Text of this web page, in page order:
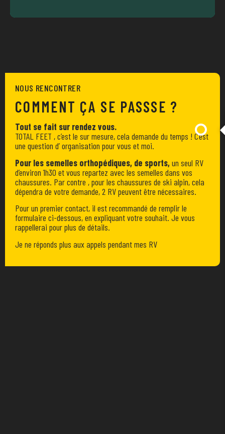
NOUS RENCONTRER
COMMENT ÇA SE PASSSE ?
Tout se fait sur rendez vous.
TOTAL FEET , c’est le sur mesure, cela demande du temps ! C’est
une question d’ organisation pour vous et moi.
Pour les semelles orthopédiques, de sports,un seul RV
d’environ 1h30 et vous repartez avec les semelles dans vos
chaussures. Par contre , pour les chaussures de ski alpin, cela
dépendra de votre demande, 2 RV peuvent être nécessaires.
Pour un premier contact, il est recommandé de remplir le
formulaire ci-dessous, en expliquant votre souhait. Je vous
rappellerai pour plus de détails.
Je ne réponds plus aux appels pendant mes RV